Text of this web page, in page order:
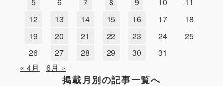
5
6 7 8 9 10
11
12
13 14 15 16 17
18
19
20 21 22 23 24
25
26
27 28 29 30
31
« 4月
6月 »
掲載月別の記事一覧へ